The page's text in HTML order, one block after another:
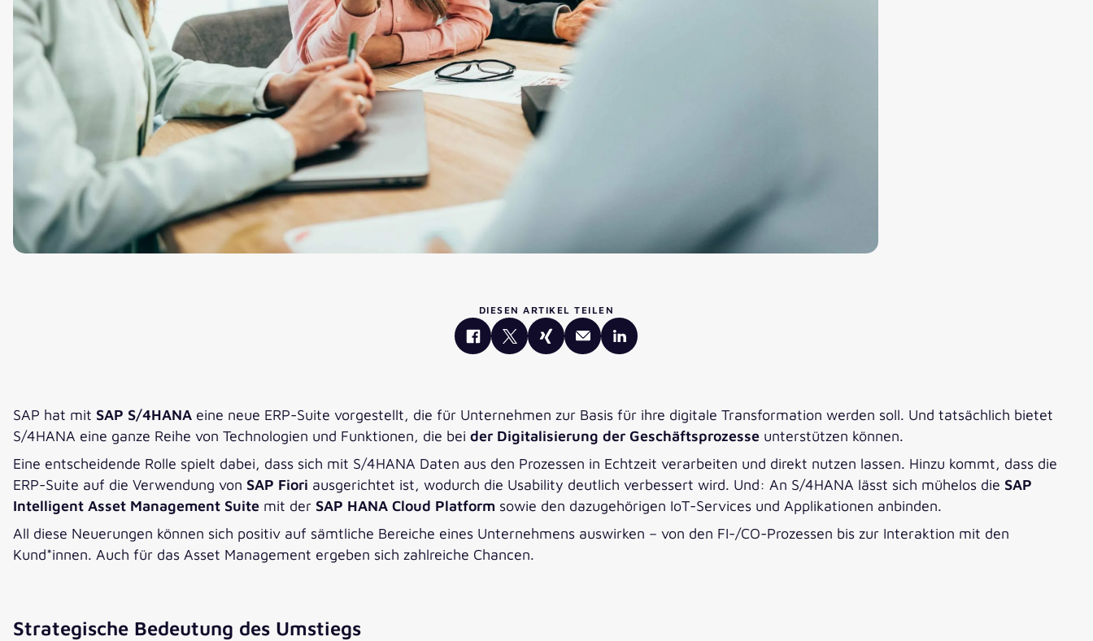
DIESEN ARTIKEL TEILEN
SAP hat mit SAP S/4HANA eine neue ERP-Suite vorgestellt, die für Unternehmen zur Basis für ihre digitale Transformation werden soll. Und tatsächlich bietet
S/4HANA eine ganze Reihe von Technologien und Funktionen, die bei der Digitalisierung der Geschäftsprozesse unterstützen können.
Eine entscheidende Rolle spielt dabei, dass sich mit S/4HANA Daten aus den Prozessen in Echtzeit verarbeiten und direkt nutzen lassen. Hinzu kommt, dass die
ERP-Suite auf die Verwendung von SAP Fiori ausgerichtet ist, wodurch die Usability deutlich verbessert wird. Und: An S/4HANA lässt sich mühelos die SAP
Intelligent Asset Management Suite mit der SAP HANA Cloud Platform sowie den dazugehörigen IoT-Services und Applikationen anbinden.
All diese Neuerungen können sich positiv auf sämtliche Bereiche eines Unternehmens auswirken – von den FI-/CO-Prozessen bis zur Interaktion mit den
Kund*innen. Auch für das Asset Management ergeben sich zahlreiche Chancen.
Strategische Bedeutung des Umstiegs